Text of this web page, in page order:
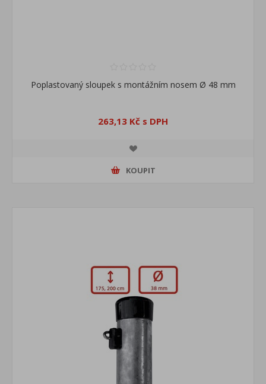
Poplastovaný sloupek s montážním nosem Ø 48 mm
263,13 Kč s DPH
KOUPIT